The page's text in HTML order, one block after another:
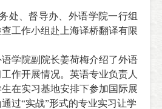
、督导办、外语学院一行组
工作小组赴上海译桥翻译有限
院副院长姜荷梅介绍了外语
作开展情况。英语专业负责人
在实习基地安排下参加国际展
过“实战”形式的专业实习让学